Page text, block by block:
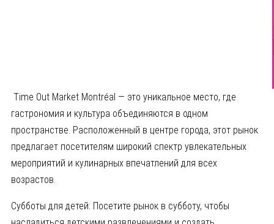
Time Out Market Montréal — это уникальное место, где
гастрономия и культура объединяются в одном
пространстве. Расположенный в центре города, этот рынок
предлагает посетителям широкий спектр увлекательных
мероприятий и кулинарных впечатлений для всех
возрастов.
Субботы для детей: Посетите рынок в субботу, чтобы